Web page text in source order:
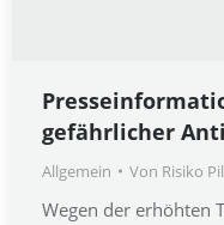
gefährlicher
Allgemein Von Risiko
Wegen der erhöhten